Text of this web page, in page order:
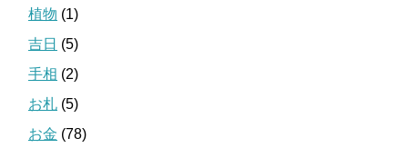
植物 (1)
吉日 (5)
手相 (2)
お札 (5)
お金 (78)